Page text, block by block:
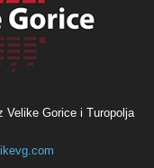
Velike Gorice i Turopolja